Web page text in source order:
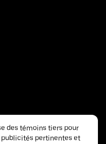
des témoins tiers pour
pertinentes et